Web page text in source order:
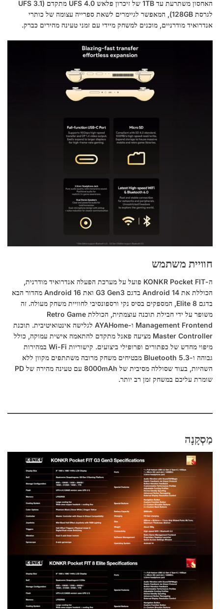
האחסון משתרעת עד 1TB של זיכרון פלאש UFS 4.0 מתקדם (UFS 3.1
לגרסת 128GB), המאפשר לגיימרים לשאת ספרייה עצומה של כותרי
אנדרואיד מודרניים, מוכנים למשחק מיידי עם זמני טעינה מהירים כברק.
חוויית משתמש
ה-KONKR Pocket FIT פועל על מערכת הפעלה אנדרואיד מודרנית,
הכוללת את Android 14 בדגם G3 Gen3 ואת Android 16 מהדור הבא
בדגם 8 Elite, המספקים בסיס נקי ורספונסיבי לחוויית משחק מעולה. זה
משופר על ידי חבילת תוכנה עוצמתית, הכוללת Retro Game
Management Frontend ו-AYAHome לגלישה אינטואיטיבית. תוכנת
Master Controller מציעה פאנל מתקדם להתאמה אישית עמוקה, כולל
מיפוי מחדש של כפתורים ופרופילי ביצועים. קישוריות Wi-Fi במהירות
גבוהה ו-Bluetooth 5.3 מבטיחים משחק מרובה משתתפים מקוון ללא
השהיות, בעוד שסוללה מסיבית של 8000mAh עם טעינה מהירה של PD
שומרת עליכם במשחק זמן רב יותר.
מַסְקָנָה